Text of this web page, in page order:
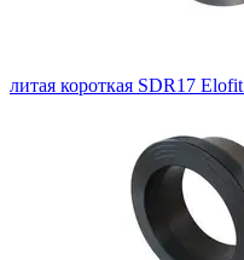
литая короткая SDR17 Elofit